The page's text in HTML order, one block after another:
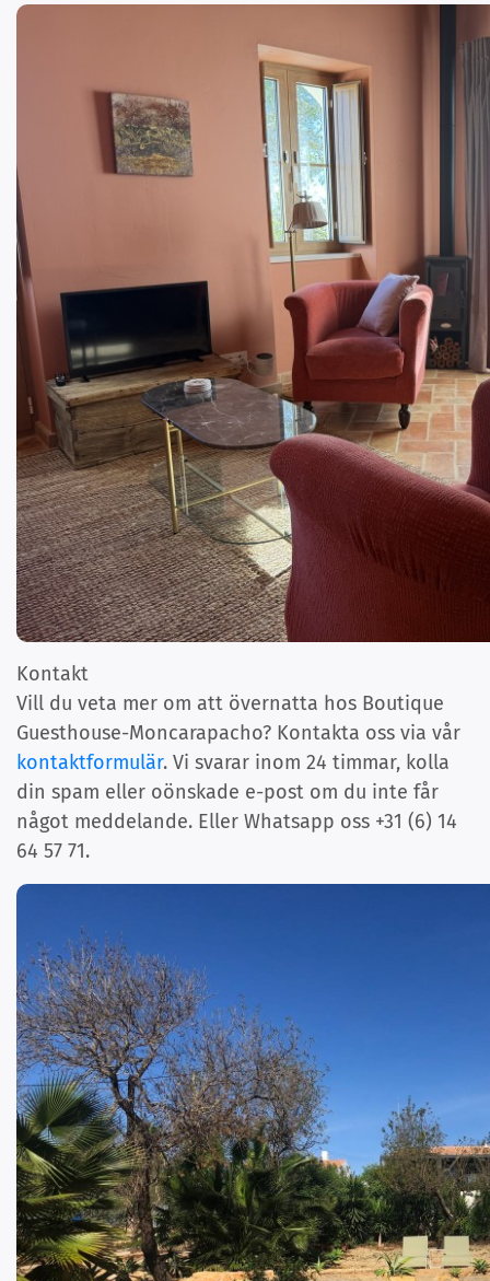
Kontakt
Vill du veta mer om att övernatta hos Boutique
Guesthouse-Moncarapacho? Kontakta oss via vår
kontaktformulär. Vi svarar inom 24 timmar, kolla
din spam eller oönskade e-post om du inte får
något meddelande. Eller Whatsapp oss +31 (6) 14
64 57 71.